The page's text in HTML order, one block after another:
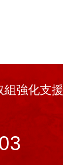
組強化支援